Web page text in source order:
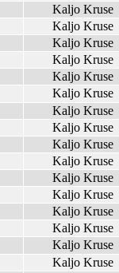
Kaljo Kruse
Kaljo Kruse
Kaljo Kruse
Kaljo Kruse
Kaljo Kruse
Kaljo Kruse
Kaljo Kruse
Kaljo Kruse
Kaljo Kruse
Kaljo Kruse
Kaljo Kruse
Kaljo Kruse
Kaljo Kruse
Kaljo Kruse
Kaljo Kruse
Kaljo Kruse